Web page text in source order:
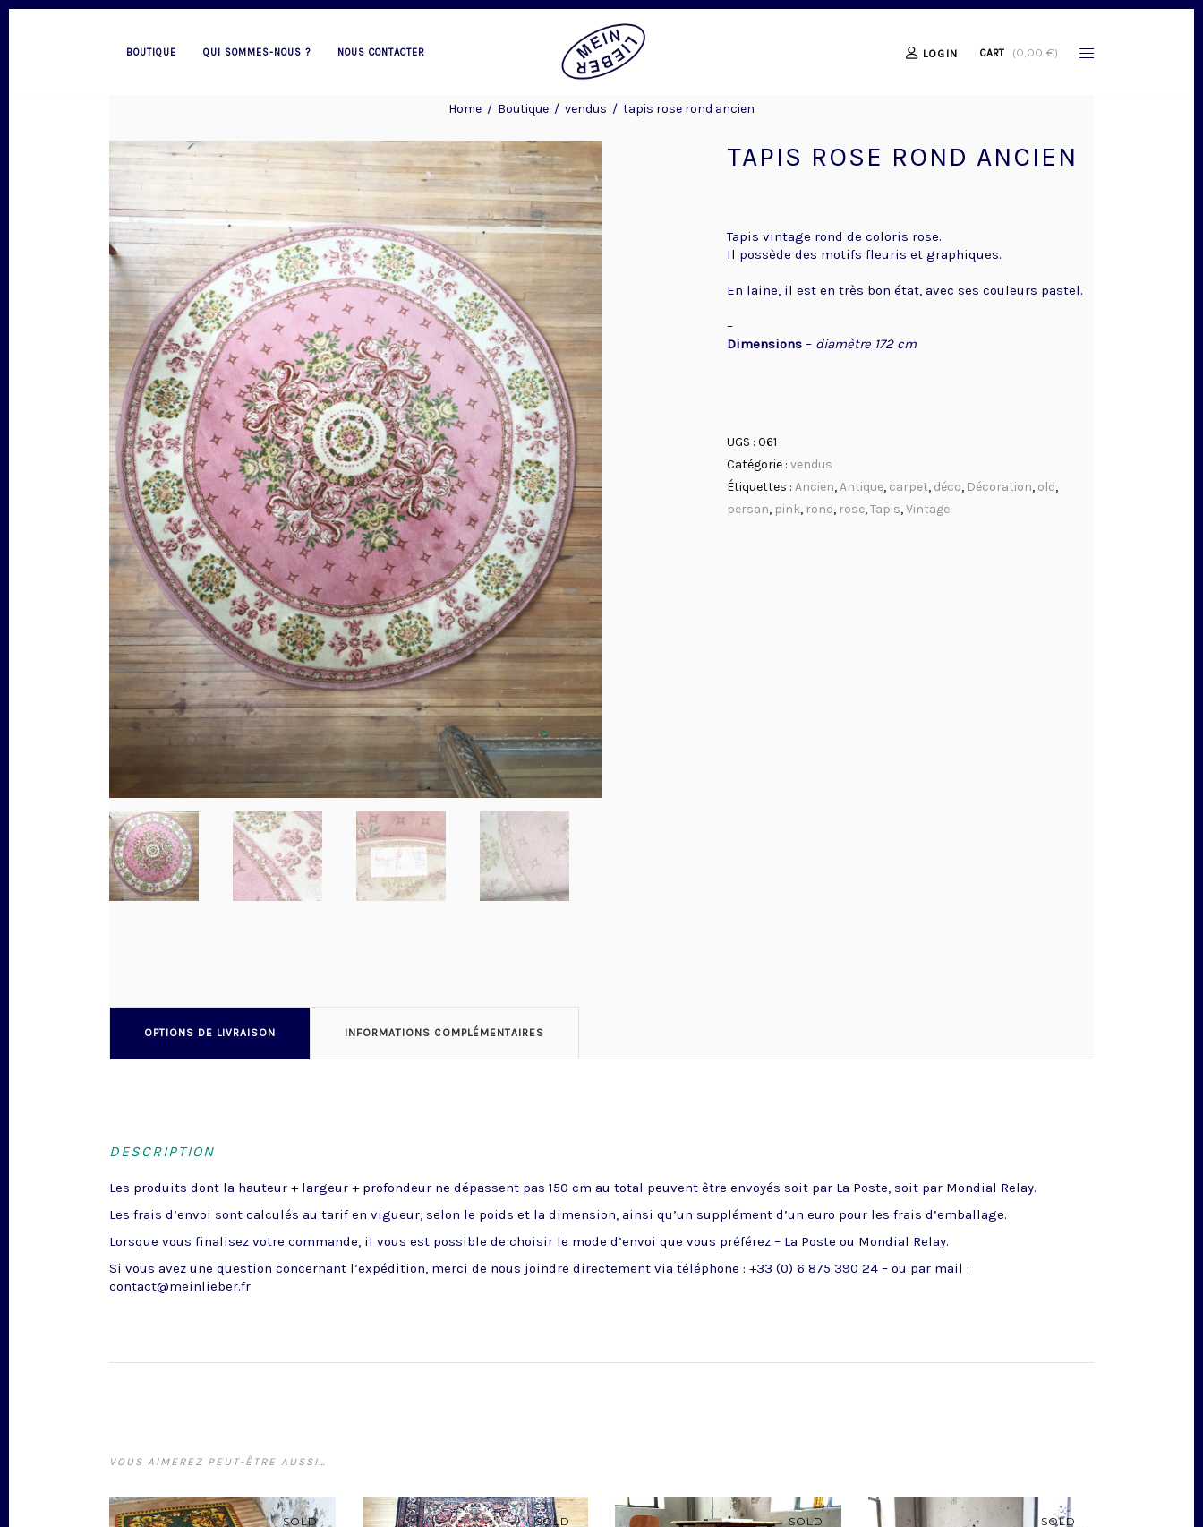
BOUTIQUE QUI SOMMES-NOUS ? NOUS CONTACTER LOGIN CART (0,00 €)
Home / Boutique / vendus / tapis rose rond ancien
TAPIS ROSE ROND ANCIEN
Tapis vintage rond de coloris rose.
Il possède des motifs fleuris et graphiques.
En laine, il est en très bon état, avec ses couleurs pastel.
–
Dimensions – diamètre 172 cm
UGS : 061
Catégorie : vendus
Étiquettes : Ancien,Antique, carpet, déco, Décoration, old,
persan, pink, rond, rose,Tapis,Vintage
OPTIONS DE LIVRAISON INFORMATIONS COMPLÉMENTAIRES
DESCRIPTION
Les produits dont la hauteur + largeur + profondeur ne dépassent pas 150 cm au total peuvent être envoyés soit par La Poste, soit par Mondial Relay.
Les frais d’envoi sont calculés au tarif en vigueur, selon le poids et la dimension, ainsi qu’un supplément d’un euro pour les frais d’emballage.
Lorsque vous finalisez votre commande, il vous est possible de choisir le mode d’envoi que vous préférez – La Poste ou Mondial Relay.
Si vous avez une question concernant l’expédition, merci de nous joindre directement via téléphone : +33 (0) 6 875 390 24 – ou par mail :
contact@meinlieber.fr
VOUS AIMEREZ PEUT-ÊTRE AUSSI…
SOLD SOLD SOLD SOLD